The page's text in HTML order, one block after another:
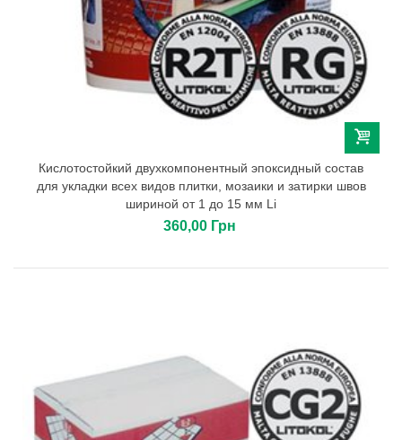
Кислотостойкий двухкомпонентный эпоксидный состав
для укладки всех видов плитки, мозаики и затирки швов
шириной от 1 до 15 мм Li
360,00 Грн